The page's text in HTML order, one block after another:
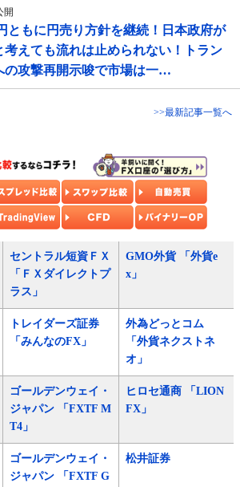
開
ともに円売り方針を継続！日本政府が
考えても流れは止められない！トラン
の攻撃再開示唆で市場は一…
>>最新記事一覧へ
セントラル短資ＦＸ
「ＦＸダイレクトプ
ラス」
GMO外貨 「外貨e
x」
トレイダーズ証券
「みんなのFX」
外為どっとコム
「外貨ネクストネ
オ」
ゴールデンウェイ・
ジャパン 「FXTF M
T4」
ヒロセ通商 「LION
FX」
ゴールデンウェイ・
ジャパン 「FXTF G
松井証券